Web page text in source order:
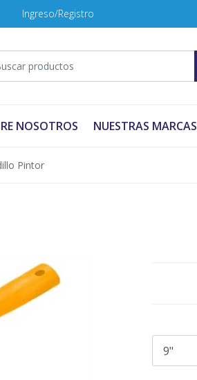
Ingreso/Registro
NOSOTROS NUESTRAS MARCAS
Pintor